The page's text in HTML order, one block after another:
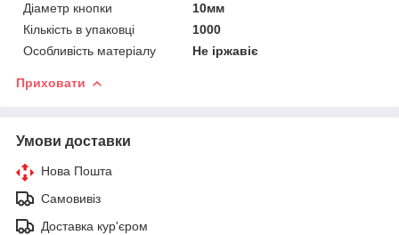
Діаметр кнопки
10мм
Кількість в упаковці
1000
Особливість матеріалу
Не іржавіє
Приховати
Умови доставки
Нова Пошта
Самовивіз
Доставка кур'єром